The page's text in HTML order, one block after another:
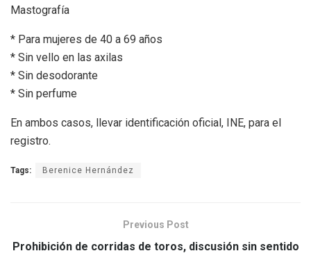
Mastografía
* Para mujeres de 40 a 69 años
* Sin vello en las axilas
* Sin desodorante
* Sin perfume
En ambos casos, llevar identificación oficial, INE, para el
registro.
Tags: Berenice Hernández
Previous Post
Prohibición de corridas de toros, discusión sin sentido